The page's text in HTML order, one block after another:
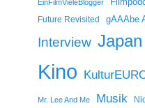
EinFilmVieleBlogger
Future Revisited
gAAAbe
Interview Japan
Kino
Mr. Lee And Me Musik